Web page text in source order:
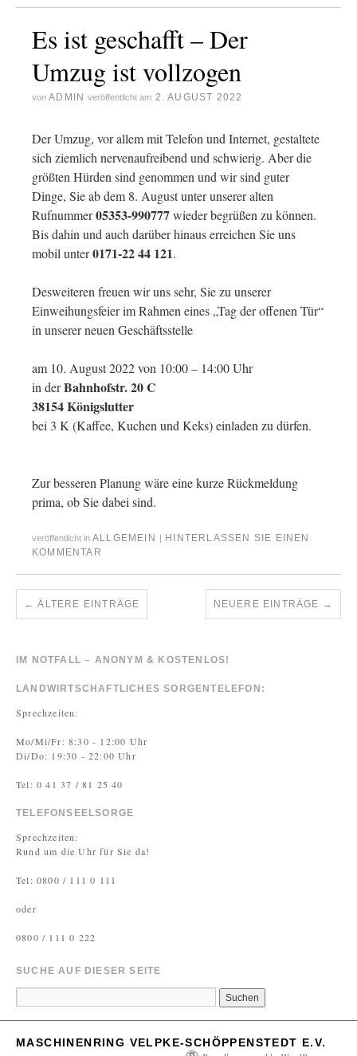
Es ist geschafft – Der
Umzug ist vollzogen
von ADMIN veröffentlicht am 2. AUGUST 2022
Der Umzug, vor allem mit Telefon und Internet, gestaltete
sich ziemlich nervenaufreibend und schwierig. Aber die
größten Hürden sind genommen und wir sind guter
Dinge, Sie ab dem 8. August unter unserer alten
Rufnummer05353-990777wieder begrüßen zu können.
Bis dahin und auch darüber hinaus erreichen Sie uns
mobil unter0171-22 44 121.
Desweiteren freuen wir uns sehr, Sie zu unserer
Einweihungsfeier im Rahmen eines „Tag der offenen Tür“
in unserer neuen Geschäftsstelle
am 10. August 2022 von 10:00 – 14:00 Uhr
in derBahnhofstr. 20 C
38154 Königslutter
bei 3 K (Kaffee, Kuchen und Keks) einladen zu dürfen.
Zur besseren Planung wäre eine kurze Rückmeldung
prima, ob Sie dabei sind.
veröffentlicht in ALLGEMEIN | HINTERLASSEN SIE EINEN
KOMMENTAR
← ÄLTERE EINTRÄGE NEUERE EINTRÄGE →
IM NOTFALL – ANONYM & KOSTENLOS!
LANDWIRTSCHAFTLICHES SORGENTELEFON:
Sprechzeiten:
Mo/Mi/Fr: 8:30 - 12:00 Uhr
Di/Do: 19:30 - 22:00 Uhr
Tel: 0 41 37 / 81 25 40
TELEFONSEELSORGE
Sprechzeiten:
Rund um die Uhr für Sie da!
Tel: 0800 / 111 0 111
oder
0800 / 111 0 222
SUCHE AUF DIESER SEITE
MASCHINENRING VELPKE-SCHÖPPENSTEDT E.V.